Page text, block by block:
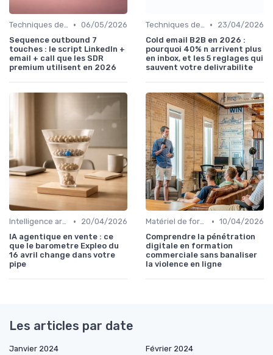
Techniques de vente • 06/05/2026
Sequence outbound 7
touches : le script LinkedIn +
email + call que les SDR
premium utilisent en 2026
Techniques de vente •
23/04/2026
Cold email B2B en 2026 :
pourquoi 40% n arrivent plus
en inbox, et les 5 reglages qui
sauvent votre delivrabilite
Intelligence artificielle en vente •
20/04/2026
IA agentique en vente : ce
que le barometre Expleo du
16 avril change dans votre
pipe
Matériel de formation et tutoriels • 10/04/2026
Comprendre la pénétration
digitale en formation
commerciale sans banaliser
la violence en ligne
Les articles par date
Janvier 2024
Février 2024